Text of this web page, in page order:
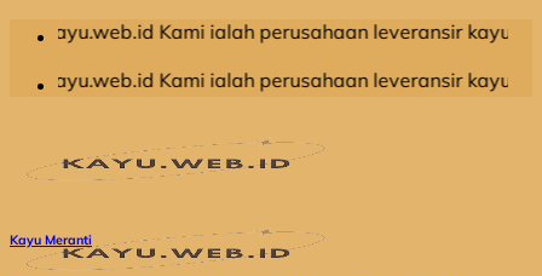
Skip
content
Kami ialah perusahaan leveransir kayu olahan yang
Kami ialah perusahaan leveransir kayu olahan yang
Kayu Meranti